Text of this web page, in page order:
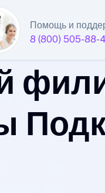
Помощь и
8 (800) 505-88-